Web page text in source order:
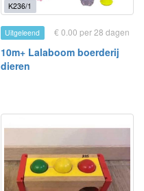
K236/1
Uitgeleend € 0.00 per 28 dagen
10m+ Lalaboom boerderij
dieren